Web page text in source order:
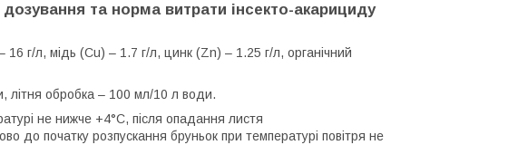
та норма витрати інсекто-акарициду
г/л, мідь (Cu) – 1.7 г/л, цинк (Zn) – 1.25 г/л, органічний
літня обробка – 100 мл/10 л води.
не нижче +4°C, після опадання листя
до початку розпускання бруньок при температурі повітря не